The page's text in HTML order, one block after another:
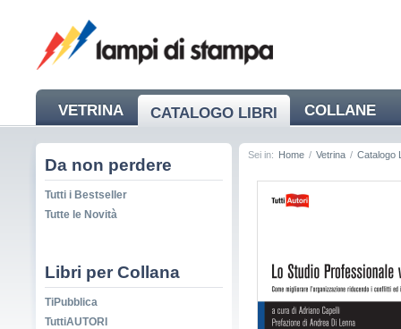
VETRINA CATALOGO LIBRI COLLANE
NEWS
Da non perdere
Tutti i Bestseller
Tutte le Novità
Libri per Collana
TiPubblica
TuttiAUTORI
Sei in: Home / Vetrina / Catalogo